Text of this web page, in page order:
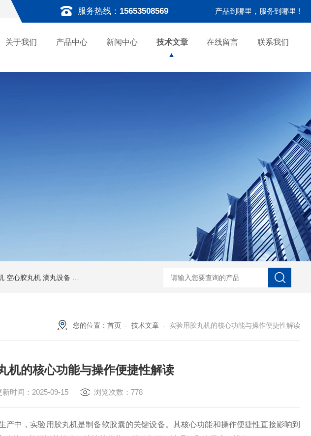
服务热线： 15653508569 产品到哪里，服务到哪里 !
关于我们 产品中心 新闻中心 技术文章 在线留言 联系我们
空心胶丸机 滴丸设备 爆爆蛋生产线 全自动滴丸机厂家 DWJ-S1系列实验
您的位置： 首页 - 技术文章 - 实验用胶丸机的核心功能与操作便捷性解读
机的核心功能与操作便捷性解读
新时间：2025-09-15 浏览次数：778
中，实验用胶丸机是制备软胶囊的关键设备。其核心功能和操作便捷性直接影响到